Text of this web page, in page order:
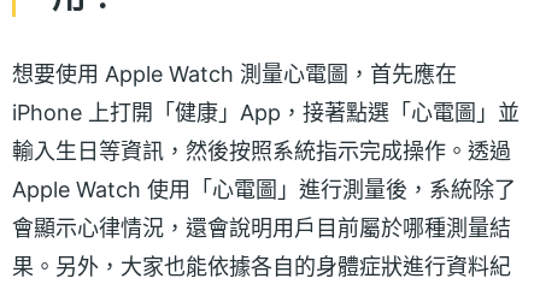
想要使用 Apple Watch 測量心電圖，首先應在
iPhone 上打開「健康」App，接著點選「心電圖」並
輸入生日等資訊，然後按照系統指示完成操作。透過
Apple Watch 使用「心電圖」進行測量後，系統除了
會顯示心律情況，還會說明用戶目前屬於哪種測量結
果。另外，大家也能依據各自的身體症狀進行資料紀